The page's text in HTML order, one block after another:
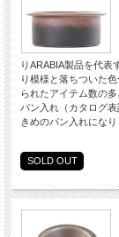
りARABIA製品を代表
り模様と落ちついた
られたアイテム数の
パン入れ（カタログ
きめのパン入れにな
SOLD OUT